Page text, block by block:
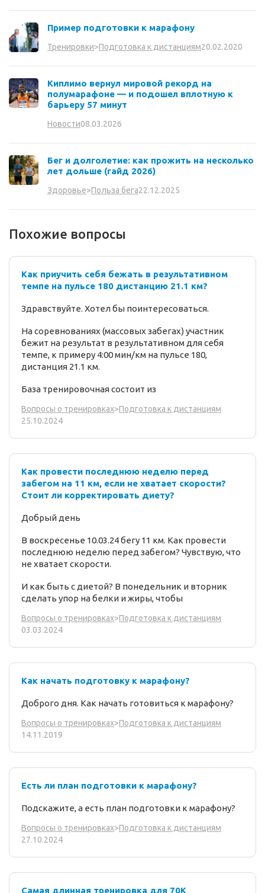
Пример подготовки к марафону
Тренировки>Подготовка к дистанциям20.02.2020
Киплимо вернул мировой рекорд на
полумарафоне — и подошел вплотную к
барьеру 57 минут
Новости08.03.2026
Бег и долголетие: как прожить на несколько
лет дольше (гайд 2026)
Здоровье>Польза бега22.12.2025
Похожие вопросы
Как приучить себя бежать в результативном
темпе на пульсе 180 дистанцию 21.1 км?
Здравствуйте. Хотел бы поинтересоваться.
На соревнованиях (массовых забегах) участник
бежит на результат в результативном для себя
темпе, к примеру 4:00 мин/км на пульсе 180,
дистанция 21.1 км.
База тренировочная состоит из
Вопросы о тренировках>Подготовка к дистанциям
25.10.2024
Как провести последнюю неделю перед
забегом на 11 км, если не хватает скорости?
Стоит ли корректировать диету?
Добрый день
В воскресенье 10.03.24 бегу 11 км. Как провести
последнюю неделю перед забегом? Чувствую, что
не хватает скорости.
И как быть с диетой? В понедельник и вторник
сделать упор на белки и жиры, чтобы
Вопросы о тренировках>Подготовка к дистанциям
03.03.2024
Как начать подготовку к марафону?
Доброго дня. Как начать готовиться к марафону?
Вопросы о тренировках>Подготовка к дистанциям
14.11.2019
Есть ли план подготовки к марафону?
Подскажите, а есть план подготовки к марафону?
Вопросы о тренировках>Подготовка к дистанциям
27.10.2024
Самая длинная тренировка для 70К